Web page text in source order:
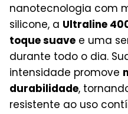
nanotecnologia com
silicone, a Ultraline
toque suave e uma
durante todo o dia.
intensidade promove
durabilidade,
resistente ao uso